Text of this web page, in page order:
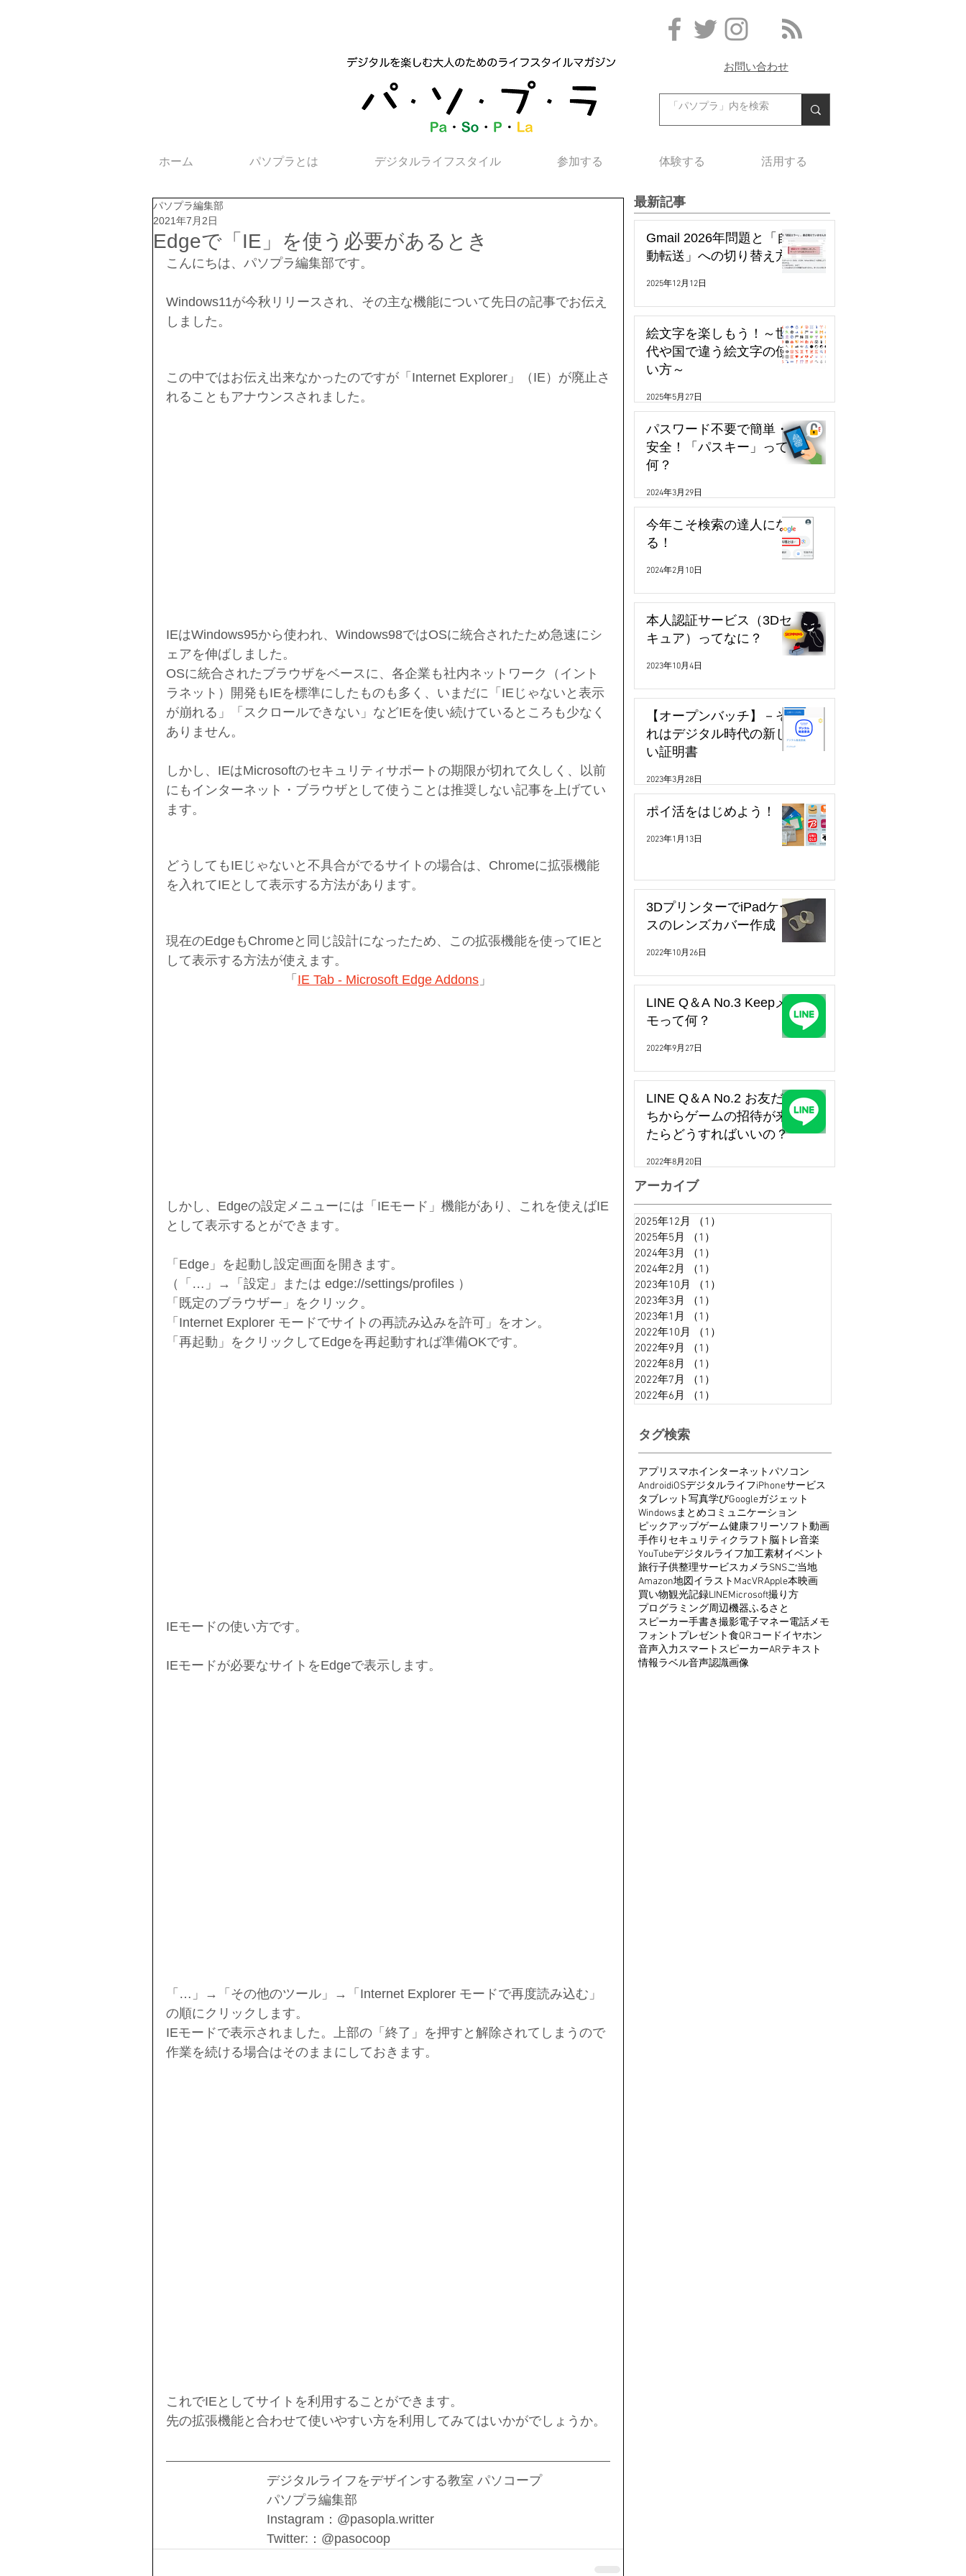
お問い合わせ
ホーム パソプラとは デジタルライフスタイル 参加する 体験する 活用する
Edgeで「IE」を使う必要があるとき
パソプラ編集部
2021年7月2日
こんにちは、パソプラ編集部です。
Windows11が今秋リリースされ、その主な機能について先日の記事でお伝え
しました。
この中ではお伝え出来なかったのですが「Internet Explorer」（IE）が廃止さ
れることもアナウンスされました。
IEはWindows95から使われ、Windows98ではOSに統合されたため急速にシ
ェアを伸ばしました。
OSに統合されたブラウザをベースに、各企業も社内ネットワーク（イント
ラネット）開発もIEを標準にしたものも多く、いまだに「IEじゃないと表示
が崩れる」「スクロールできない」などIEを使い続けているところも少なく
ありません。
しかし、IEはMicrosoftのセキュリティサポートの期限が切れて久しく、以前
にもインターネット・ブラウザとして使うことは推奨しない記事を上げてい
ます。
どうしてもIEじゃないと不具合がでるサイトの場合は、Chromeに拡張機能
を入れてIEとして表示する方法があります。
現在のEdgeもChromeと同じ設計になったため、この拡張機能を使ってIEと
して表示する方法が使えます。
「 IE Tab - Microsoft Edge Addons 」
しかし、Edgeの設定メニューには「IEモード」機能があり、これを使えばIE
として表示するとができます。
「Edge」を起動し設定画面を開きます。
（「…」→「設定」または edge://settings/profiles ）
「既定のブラウザー」をクリック。
「Internet Explorer モードでサイトの再読み込みを許可」をオン。
「再起動」をクリックしてEdgeを再起動すれば準備OKです。
IEモードの使い方です。
IEモードが必要なサイトをEdgeで表示します。
「…」→「その他のツール」→「Internet Explorer モードで再度読み込む」
の順にクリックします。
IEモードで表示されました。上部の「終了」を押すと解除されてしまうので
作業を続ける場合はそのままにしておきます。
これでIEとしてサイトを利用することができます。
先の拡張機能と合わせて使いやすい方を利用してみてはいかがでしょうか。
デジタルライフをデザインする教室 パソコープ
パソプラ編集部
Instagram：@pasopla.writter
Twitter:：@pasocoop
最新記事
Gmail 2026年問題と「自
動転送」への切り替え方
2025年12月12日
絵文字を楽しもう！～世
代や国で違う絵文字の使
い方～
2025年5月27日
パスワード不要で簡単・
安全！「パスキー」って
何？
2024年3月29日
今年こそ検索の達人にな
る！
2024年2月10日
本人認証サービス（3Dセ
キュア）ってなに？
2023年10月4日
【オープンバッチ】－そ
れはデジタル時代の新し
い証明書
2023年3月28日
ポイ活をはじめよう！
2023年1月13日
3DプリンターでiPadケー
スのレンズカバー作成
2022年10月26日
LINE Q＆A No.3 Keepメ
モって何？
2022年9月27日
LINE Q＆A No.2 お友だ
ちからゲームの招待が来
たらどうすればいいの？
2022年8月20日
アーカイブ
2025年12月 （1）
2025年5月
（1）
2024年3月
（1）
2024年2月
（1）
2023年10月
（1）
2023年3月
（1）
2023年1月
（1）
2022年10月
（1）
2022年9月
（1）
2022年8月
（1）
2022年7月
（1）
2022年6月
（1）
タグ検索
アプリ スマホインターネットパソコン
AndroidiOSデジタルライフiPhoneサービス
タブレット写真学びGoogleガジェット
Windowsまとめコミュニケーション
ピックアップゲーム健康フリーソフト動画
手作り セキュリティ クラフト脳トレ音楽
YouTubeデジタルライフ加工素材イベント
旅行子供整理サービスカメラSNSご当地
Amazon地図イラスト MacVRApple本映画
買い物観光記録LINEMicrosoft撮り方
プログラミング周辺機器ふるさと
スピーカー手書き撮影電子マネー電話メモ
フォント プレゼント食QRコードイヤホン
音声入力スマートスピーカーARテキスト
情報ラベル音声認識画像